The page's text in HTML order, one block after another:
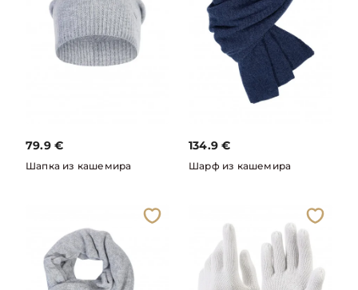
79.9 €
Шапка из кашемира
134.9 €
Шарф из кашемира